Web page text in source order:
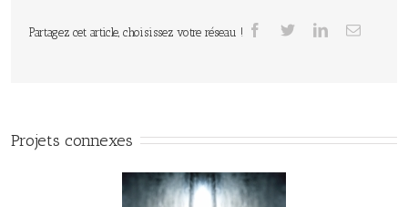
Partagez cet article, choisissez votre réseau !
Projets connexes